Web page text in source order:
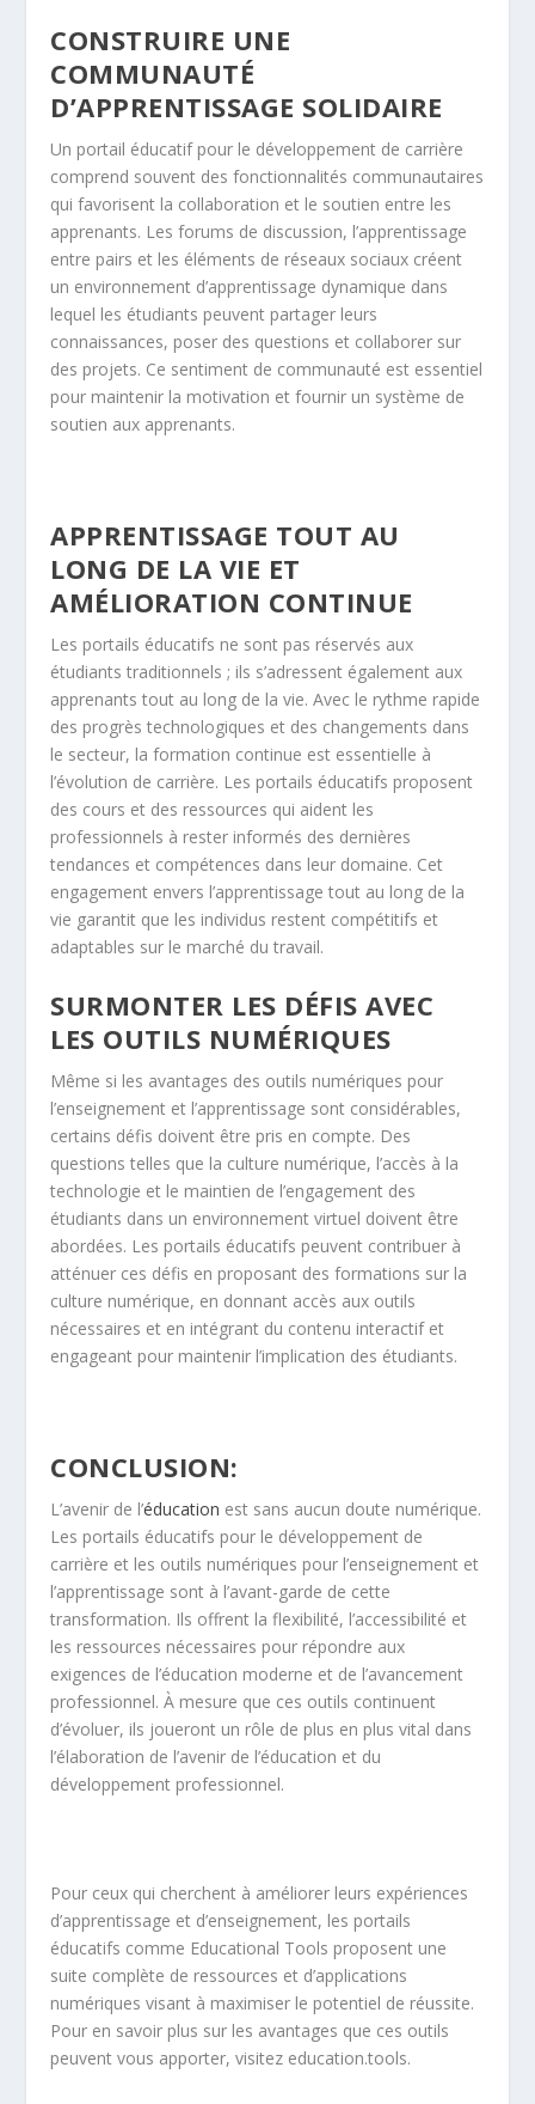
CONSTRUIRE UNE
COMMUNAUTÉ
D’APPRENTISSAGE SOLIDAIRE
Un portail éducatif pour le développement de carrière
comprend souvent des fonctionnalités communautaires
qui favorisent la collaboration et le soutien entre les
apprenants. Les forums de discussion, l’apprentissage
entre pairs et les éléments de réseaux sociaux créent
un environnement d’apprentissage dynamique dans
lequel les étudiants peuvent partager leurs
connaissances, poser des questions et collaborer sur
des projets. Ce sentiment de communauté est essentiel
pour maintenir la motivation et fournir un système de
soutien aux apprenants.
APPRENTISSAGE TOUT AU
LONG DE LA VIE ET
AMÉLIORATION CONTINUE
Les portails éducatifs ne sont pas réservés aux
étudiants traditionnels ; ils s’adressent également aux
apprenants tout au long de la vie. Avec le rythme rapide
des progrès technologiques et des changements dans
le secteur, la formation continue est essentielle à
l’évolution de carrière. Les portails éducatifs proposent
des cours et des ressources qui aident les
professionnels à rester informés des dernières
tendances et compétences dans leur domaine. Cet
engagement envers l’apprentissage tout au long de la
vie garantit que les individus restent compétitifs et
adaptables sur le marché du travail.
SURMONTER LES DÉFIS AVEC
LES OUTILS NUMÉRIQUES
Même si les avantages des outils numériques pour
l’enseignement et l’apprentissage sont considérables,
certains défis doivent être pris en compte. Des
questions telles que la culture numérique, l’accès à la
technologie et le maintien de l’engagement des
étudiants dans un environnement virtuel doivent être
abordées. Les portails éducatifs peuvent contribuer à
atténuer ces défis en proposant des formations sur la
culture numérique, en donnant accès aux outils
nécessaires et en intégrant du contenu interactif et
engageant pour maintenir l’implication des étudiants.
CONCLUSION:
L’avenir de l’éducation est sans aucun doute numérique.
Les portails éducatifs pour le développement de
carrière et les outils numériques pour l’enseignement et
l’apprentissage sont à l’avant-garde de cette
transformation. Ils offrent la flexibilité, l’accessibilité et
les ressources nécessaires pour répondre aux
exigences de l’éducation moderne et de l’avancement
professionnel. À mesure que ces outils continuent
d’évoluer, ils joueront un rôle de plus en plus vital dans
l’élaboration de l’avenir de l’éducation et du
développement professionnel.
Pour ceux qui cherchent à améliorer leurs expériences
d’apprentissage et d’enseignement, les portails
éducatifs comme Educational Tools proposent une
suite complète de ressources et d’applications
numériques visant à maximiser le potentiel de réussite.
Pour en savoir plus sur les avantages que ces outils
peuvent vous apporter, visitez education.tools.